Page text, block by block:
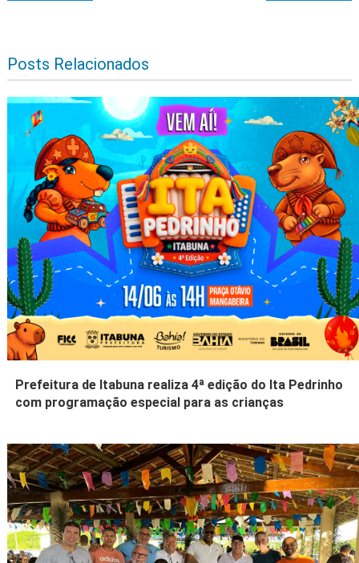
Posts Relacionados
Prefeitura de Itabuna realiza 4ª edição do Ita Pedrinho
com programação especial para as crianças